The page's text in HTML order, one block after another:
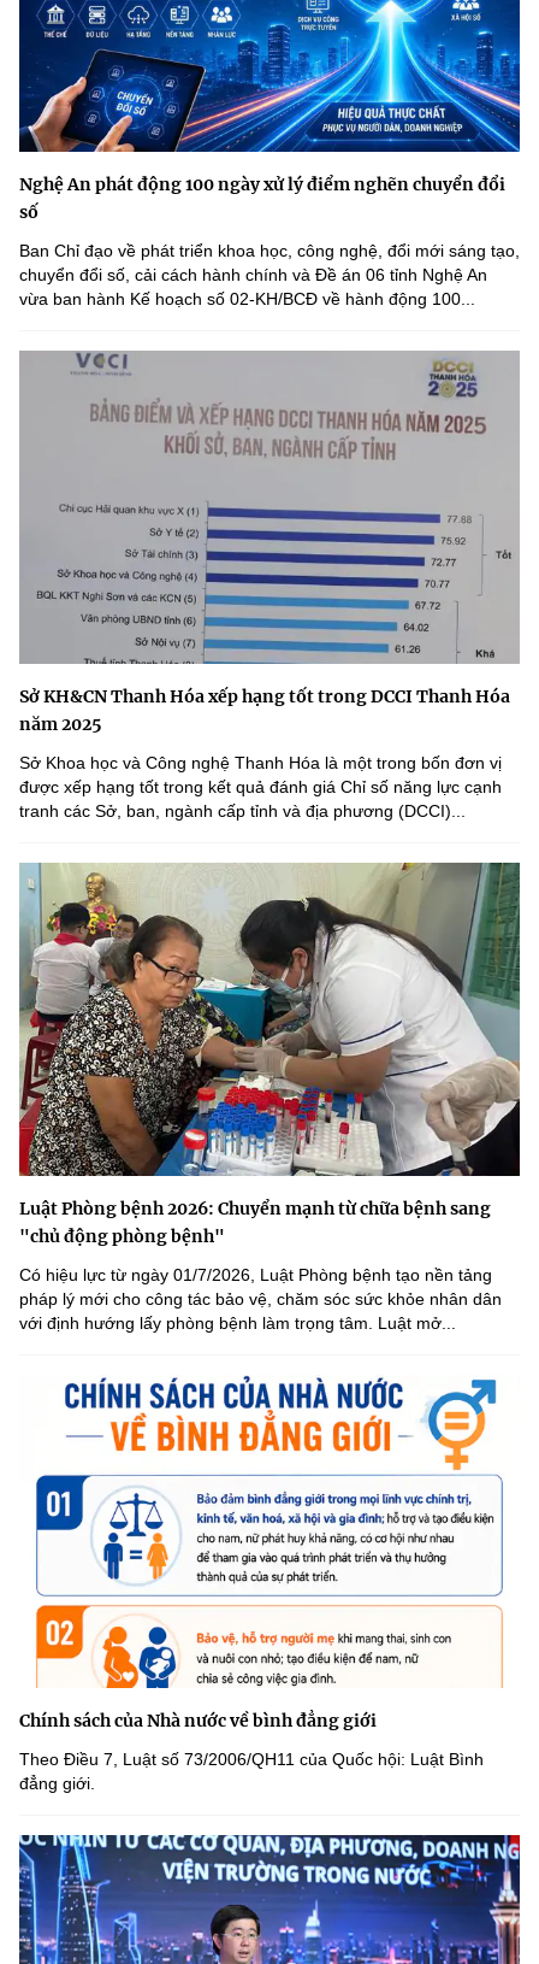
Nghệ An phát động 100 ngày xử lý điểm nghẽn chuyển đổi
số
Ban Chỉ đạo về phát triển khoa học, công nghệ, đổi mới sáng tạo,
chuyển đổi số, cải cách hành chính và Đề án 06 tỉnh Nghệ An
vừa ban hành Kế hoạch số 02-KH/BCĐ về hành động 100...
Sở KH&CN Thanh Hóa xếp hạng tốt trong DCCI Thanh Hóa
năm 2025
Sở Khoa học và Công nghệ Thanh Hóa là một trong bốn đơn vị
được xếp hạng tốt trong kết quả đánh giá Chỉ số năng lực cạnh
tranh các Sở, ban, ngành cấp tỉnh và địa phương (DCCI)...
Luật Phòng bệnh 2026: Chuyển mạnh từ chữa bệnh sang
"chủ động phòng bệnh"
Có hiệu lực từ ngày 01/7/2026, Luật Phòng bệnh tạo nền tảng
pháp lý mới cho công tác bảo vệ, chăm sóc sức khỏe nhân dân
với định hướng lấy phòng bệnh làm trọng tâm. Luật mở...
Chính sách của Nhà nước về bình đẳng giới
Theo Điều 7, Luật số 73/2006/QH11 của Quốc hội: Luật Bình
đẳng giới.